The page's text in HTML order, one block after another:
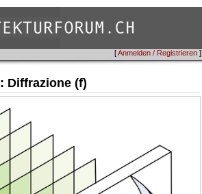
[Anmelden / Registrieren ]
: Diffrazione (f)